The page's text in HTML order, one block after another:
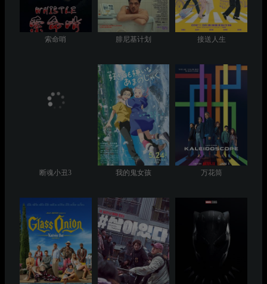
索命哨 腓尼基计划 接送人生
断魂小丑3 我的鬼女孩 万花筒